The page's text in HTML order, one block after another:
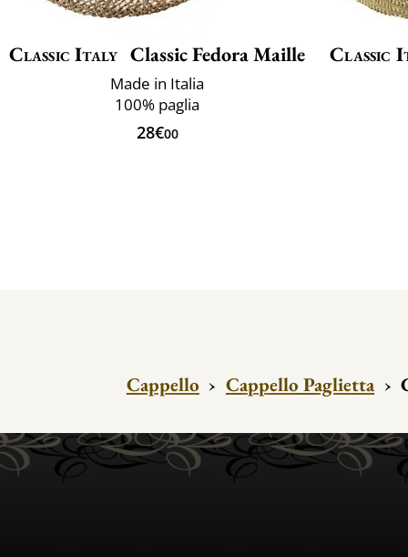
Classic Italy Classic Fedora Maille
Made in Italia
100% paglia
28€00
Classic
Cappello › Cappello Paglietta ›